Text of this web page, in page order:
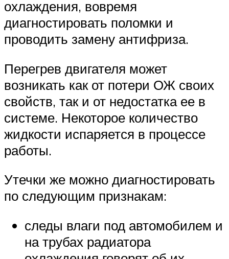
охлаждения, вовремя
диагностировать поломки и
проводить замену антифриза.
Перегрев двигателя может
возникать как от потери ОЖ своих
свойств, так и от недостатка ее в
системе. Некоторое количество
жидкости испаряется в процессе
работы.
Утечки же можно диагностировать
по следующим признакам:
следы влаги под автомобилем и
на трубах радиатора